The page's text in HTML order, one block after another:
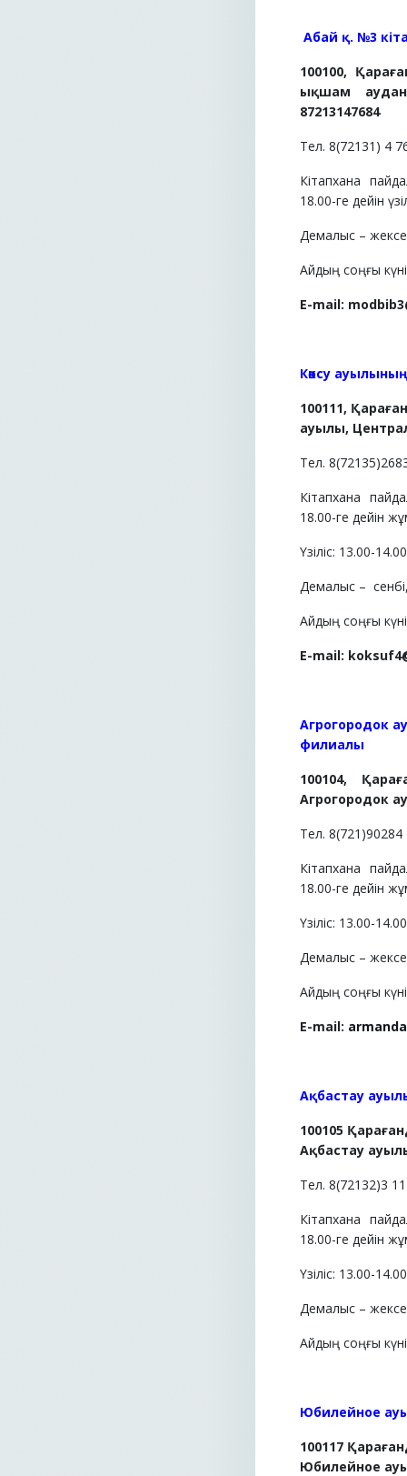
Абай қ. №3
100100,
ықшам
87213147684
Тел. 8(72131) 4
Кітапхана
18.00-ге дейін
Демалыс –
Айдың соңғы күні
E-mail: modbib
Көксу
100111,
ауылы,
Тел.
Кітапхана
18.00-ге дейін
Үзіліс: 13.00-14.00
Демалыс –
Айдың соңғы күні
E-mail:
Агрогородок
филиалы
100104,
Агрогородок
Тел. 8(721)90284
Кітапхана
18.00-ге дейін
Үзіліс: 13.00-14.00
Демалыс –
Айдың соңғы күні
E-mail:
Ақбастау
100105
Ақбастау
Тел. 8(72132)3
Кітапхана
18.00-ге дейін
Үзіліс: 13.00-14.00
Демалыс –
Айдың соңғы күні
Юбилейное
100117
Юбилейное